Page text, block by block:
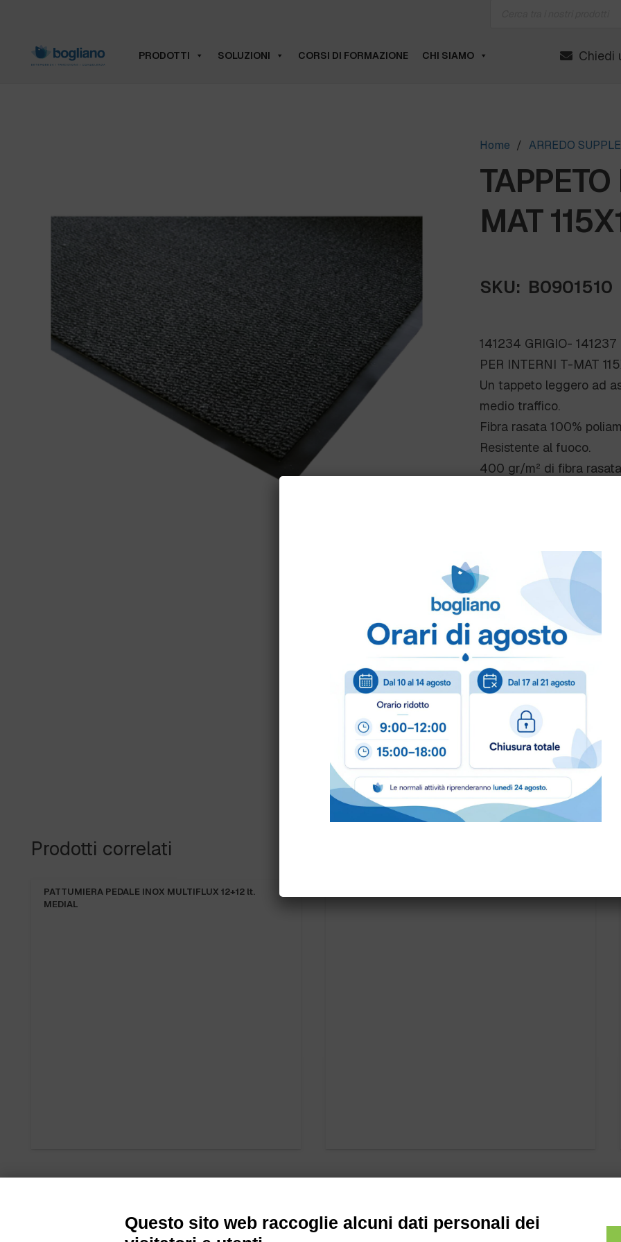
PRODOTTI SOLUZIONI CORSI DI FORMAZIONE CHI SIAMO Chiedi
Home / ARREDO
MAT
SKU: B0901510
141234 GRIGIO-
PER INTERNI T-MAT
Un tappeto leggero ad
medio traffico.
Fibra rasata 100%
Resistente al fuoco.
400 gr/m² di fibra
Come ordinare?
Puoi ordinare chiamando al
info@bogliano.it
Per ogni informazione
COLORE: BLU
Prodotti correlati
MULTIFLUX 12+12 lt. CONTENITORE OFFICE 60 lt. PP GRIGIO MEDIAL
PATTUMIERA PEDALE
Questo sito web raccoglie alcuni dati personali dei